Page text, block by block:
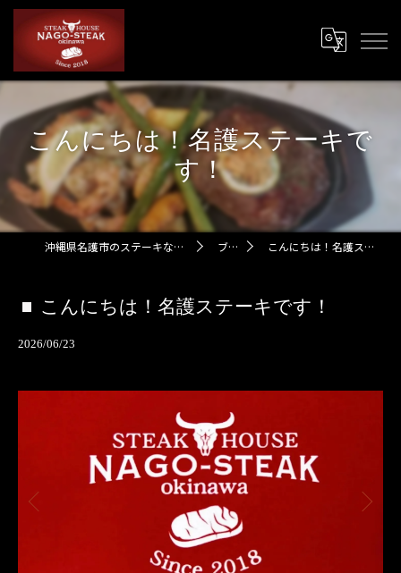
こんにちは！名護ステーキで
す！
沖縄県名護市のステーキなら名護ステーキ ブログ こんにちは！名護ステーキです！
こんにちは！名護ステーキです！
2026/06/23